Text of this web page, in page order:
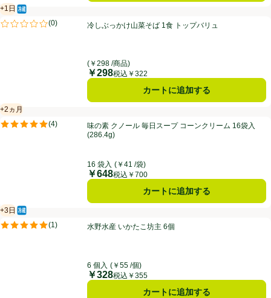
冷しぶっかけ山菜そば 1食 トップバリュ
+1日
賞味・消費期限保証：1日
冷蔵食品
(0)
評価は0件のレビューで5点中0.0点。冷しぶっかけ山菜そば 1食 トップバリュ
(￥298 /商品)
価格
￥298税込￥322
カートに追加する
味の素 クノール 毎日スープ コーンクリーム 16袋入 (286.4g)
+2ヵ月
賞味・消費期限保証：2ヵ月
(4)
評価は4件のレビューで5点中5.0点。味の素 クノール 毎日スープ コーンクリーム 16袋入
(286.4g)
16 袋入 (￥41 /袋)
価格
￥648税込￥700
カートに追加する
水野水産 いかたこ坊主 6個
+3日
賞味・消費期限保証：3日
冷蔵食品
(1 )
評価は1件のレビューで5点中5.0点。
水野水産 いかたこ坊主 6個
6 個入 (￥55 /個)
価格
￥328税込￥355
カートに追加する